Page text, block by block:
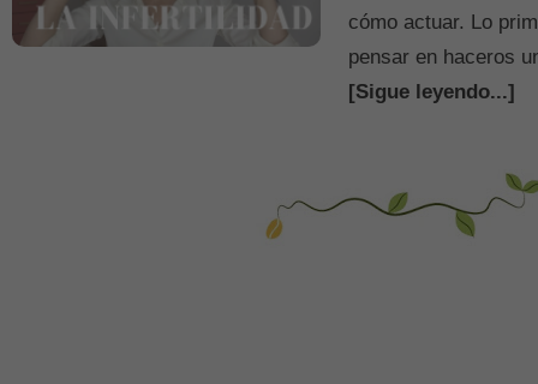
cómo actuar. Lo
pensar en haceros
[Sigue leyendo...]